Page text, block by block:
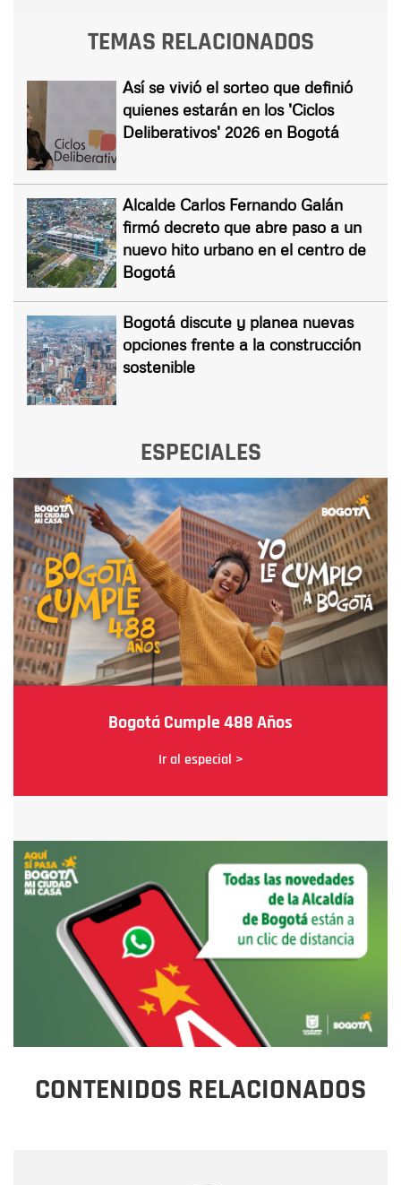
TEMAS RELACIONADOS
Así se vivió el sorteo que definió
quienes estarán en los 'Ciclos
Deliberativos' 2026 en Bogotá
Alcalde Carlos Fernando Galán
firmó decreto que abre paso a un
nuevo hito urbano en el centro de
Bogotá
Bogotá discute y planea nuevas
opciones frente a la construcción
sostenible
ESPECIALES
Bogotá Cumple 488 Años
Ir al especial >
CONTENIDOS RELACIONADOS